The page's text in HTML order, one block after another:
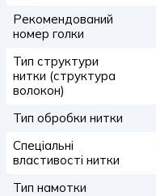
Рекомендований
номер голки
Тип структури
нитки (структура
волокон)
Тип обробки нитки
Спеціальні
властивості нитки
Тип намотки